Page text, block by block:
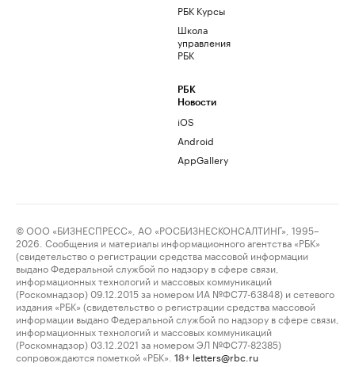
РБК Курсы
Школа
управления
РБК
РБК
Новости
iOS
Android
AppGallery
© ООО «БИЗНЕСПРЕСС», АО «РОСБИЗНЕСКОНСАЛТИНГ», 1995–
2026. Сообщения и материалы информационного агентства «РБК»
(свидетельство о регистрации средства массовой информации
выдано Федеральной службой по надзору в сфере связи,
информационных технологий и массовых коммуникаций
(Роскомнадзор) 09.12.2015 за номером ИА №ФС77-63848) и сетевого
издания «РБК» (свидетельство о регистрации средства массовой
информации выдано Федеральной службой по надзору в сфере связи,
информационных технологий и массовых коммуникаций
(Роскомнадзор) 03.12.2021 за номером ЭЛ №ФС77-82385)
сопровождаются пометкой «РБК».
18+ letters@rbc.ru